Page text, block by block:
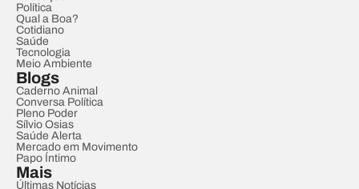
Política
Qual a Boa?
Cotidiano
Saúde
Tecnologia
Meio Ambiente
Blogs
Caderno Animal
Conversa Política
Pleno Poder
Sílvio Osias
Saúde Alerta
Mercado em Movimento
Papo Íntimo
Mais
Últimas Notícias